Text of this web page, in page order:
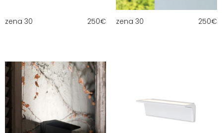
zena 30 250€ zena 30 250€